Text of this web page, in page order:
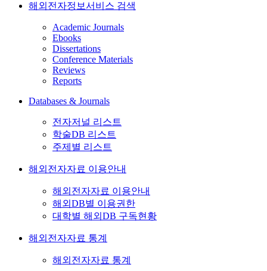
해외전자정보서비스 검색
Academic Journals
Ebooks
Dissertations
Conference Materials
Reviews
Reports
Databases & Journals
전자저널 리스트
학술DB 리스트
주제별 리스트
해외전자자료 이용안내
해외전자자료 이용안내
해외DB별 이용권한
대학별 해외DB 구독현황
해외전자자료 통계
해외전자자료 통계